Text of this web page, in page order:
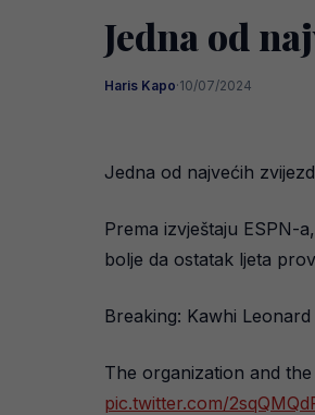
Jedna od
Haris Kapo·10/07/2024
Jedna od najvećih
Prema izvještaju ESPN-
bolje da ostatak ljeta
Breaking: Kawhi
The organization and
pic.twitter.com/